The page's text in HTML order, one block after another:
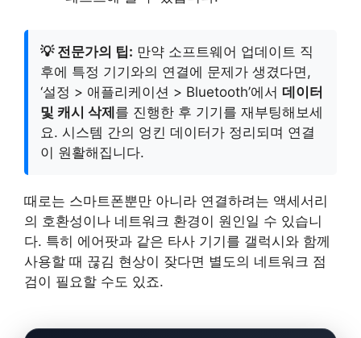
💡 전문가의 팁: 만약 소프트웨어 업데이트 직
후에 특정 기기와의 연결에 문제가 생겼다면,
‘설정 > 애플리케이션 > Bluetooth’에서 데이터
및 캐시 삭제를 진행한 후 기기를 재부팅해보세
요. 시스템 간의 엉킨 데이터가 정리되며 연결
이 원활해집니다.
때로는 스마트폰뿐만 아니라 연결하려는 액세서리
의 호환성이나 네트워크 환경이 원인일 수 있습니
다. 특히 에어팟과 같은 타사 기기를 갤럭시와 함께
사용할 때 끊김 현상이 잦다면 별도의 네트워크 점
검이 필요할 수도 있죠.